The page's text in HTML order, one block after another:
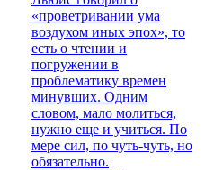
«проветривании ума
воздухом иных эпох», то
есть о чтении и
погружении в
проблематику времен
минувших. Одним
словом, мало молиться,
нужно еще и учиться. По
мере сил, по чуть-чуть, но
обязательно.